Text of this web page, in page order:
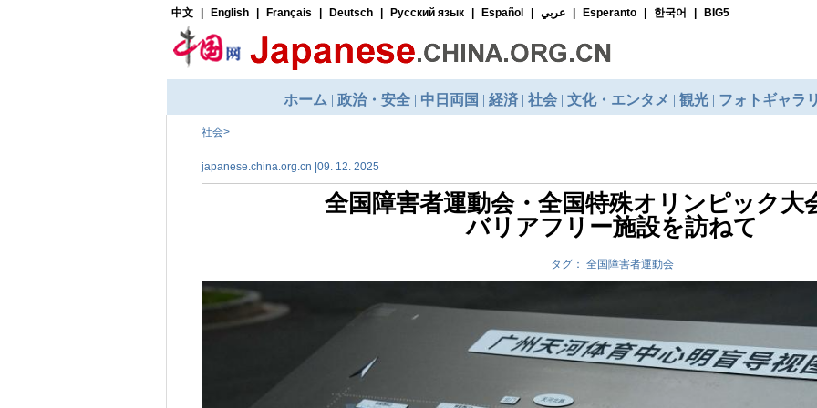
社会>
japanese.china.org.cn |09. 12. 2025
全国障害者運動会・全国特殊オリンピック大
バリアフリー施設を訪ねて
タグ： 全国障害者運動会